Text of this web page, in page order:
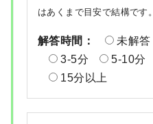
はあくまで目安で結構です。
解答時間： 未解答
3-5分
5-10分
15分以上